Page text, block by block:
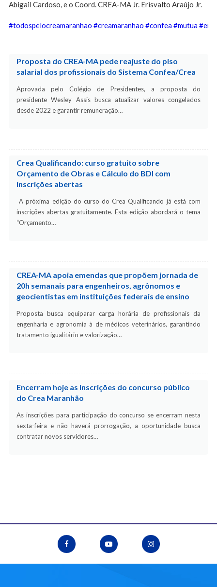
Abigail Cardoso, e o Coord. CREA-MA Jr. Erisvalto Araújo Jr.
#todospelocreamaranhao #creamaranhao #confea#mutua
Proposta do CREA-MA pede reajuste do piso
salarial dos profissionais do Sistema Confea/Crea
Aprovada pelo Colégio de Presidentes, a proposta do
presidente Wesley Assis busca atualizar valores congelados
desde 2022 e garantir remuneração…
Crea Qualificando: curso gratuito sobre
Orçamento de Obras e Cálculo do BDI com
inscrições abertas
A próxima edição do curso do Crea Qualificando já está com
inscrições abertas gratuitamente. Esta edição abordará o tema
“Orçamento…
CREA-MA apoia emendas que propõem jornada de
20h semanais para engenheiros, agrônomos e
geocientistas em instituições federais de ensino
Proposta busca equiparar carga horária de profissionais da
engenharia e agronomia à de médicos veterinários, garantindo
tratamento igualitário e valorização…
Encerram hoje as inscrições do concurso público
do Crea Maranhão
As inscrições para participação do concurso se encerram nesta
sexta-feira e não haverá prorrogação, a oportunidade busca
contratar novos servidores…